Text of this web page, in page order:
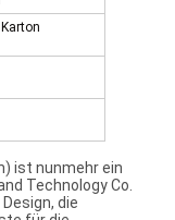
ist nunmehr ein
Technology Co.
die